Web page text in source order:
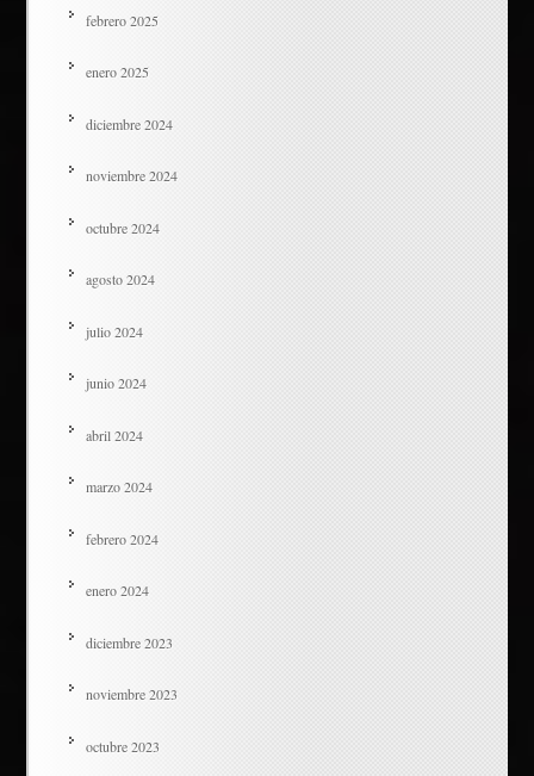
febrero 2025
enero 2025
diciembre 2024
noviembre 2024
octubre 2024
agosto 2024
julio 2024
junio 2024
abril 2024
marzo 2024
febrero 2024
enero 2024
diciembre 2023
noviembre 2023
octubre 2023